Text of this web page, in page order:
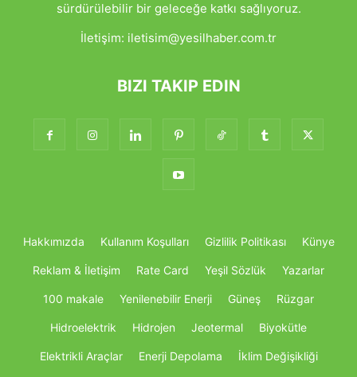
sürdürülebilir bir geleceğe katkı sağlıyoruz.
İletişim: iletisim@yesilhaber.com.tr
BIZI TAKIP EDIN
Hakkımızda Kullanım Koşulları Gizlilik Politikası Künye
Reklam & İletişim Rate Card Yeşil Sözlük Yazarlar
100 makale Yenilenebilir Enerji Güneş Rüzgar
Hidroelektrik Hidrojen Jeotermal Biyokütle
Elektrikli Araçlar Enerji Depolama İklim Değişikliği